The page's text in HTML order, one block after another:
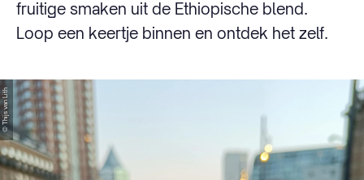
fruitige smaken uit de Ethiopische blend.
Loop een keertje binnen en ontdek het zelf.
© Thijs van Lith